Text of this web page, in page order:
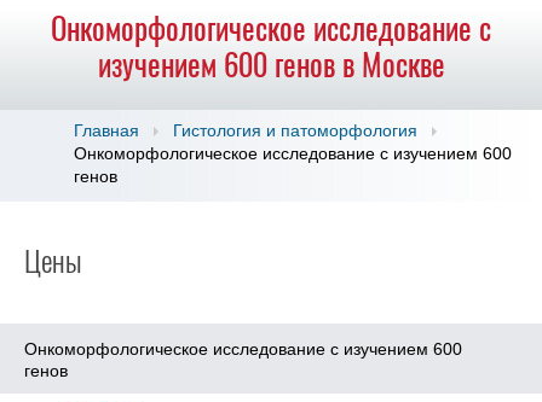
Онкоморфологическое исследование с
изучением 600 генов в Москве
Главная
Гистология и патоморфология
Онкоморфологическое исследование с изучением 600
генов
Цены
Онкоморфологическое исследование с изучением 600
генов